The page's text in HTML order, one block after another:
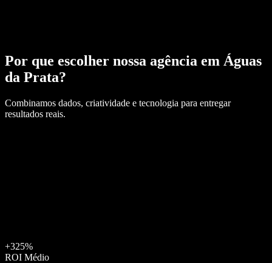
Por que escolher nossa agência em Águas
da Prata?
Combinamos dados, criatividade e tecnologia para entregar
resultados reais.
+325%
ROI Médio